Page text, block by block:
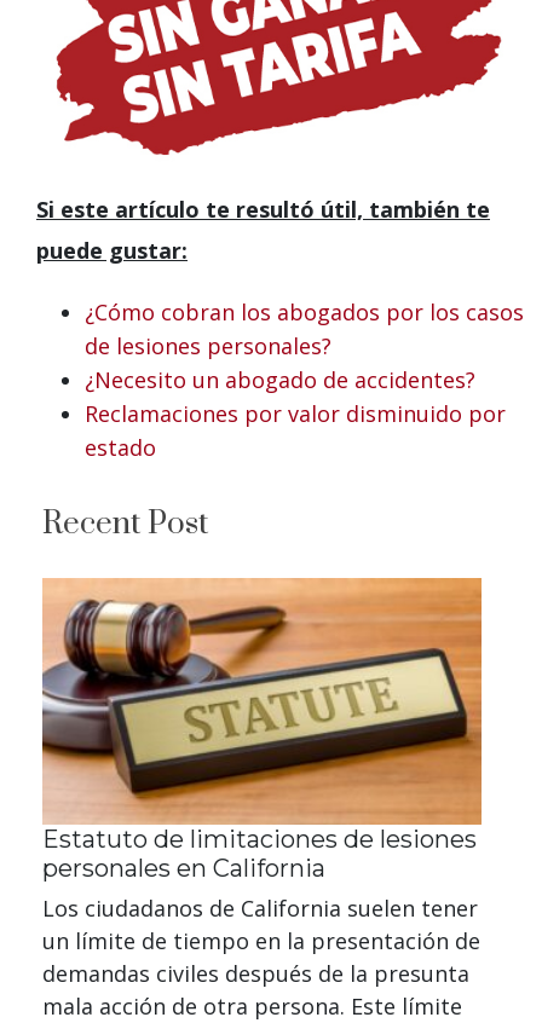
Si este artículo te resultó útil, también te
puede gustar:
¿Cómo cobran los abogados por los casos
de lesiones personales?
¿Necesito un abogado de accidentes?
Reclamaciones por valor disminuido por
estado
Recent Post
Estatuto de limitaciones de lesiones
personales en California
Los ciudadanos de California suelen tener
un límite de tiempo en la presentación de
demandas civiles después de la presunta
mala acción de otra persona. Este límite